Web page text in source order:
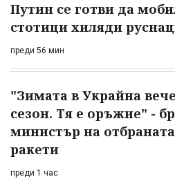
Путин се готви да
стотици хиляди
преди 56 мин
"Зимата в Украйна
сезон. Тя е оръжие" -
министър на
ракети
преди 1 час